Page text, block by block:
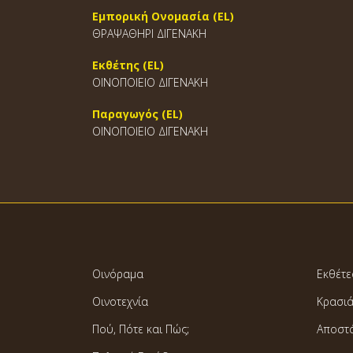
Εμπορική Ονομασία (EL)
ΘΡΑΨΑΘΗΡΙ ΔΙΓΕΝΑΚΗ
Εκθέτης (EL)
ΟΙΝΟΠΟΙΕΙΟ ΔΙΓΕΝΑΚΗ
Παραγωγός (EL)
ΟΙΝΟΠΟΙΕΙΟ ΔΙΓΕΝΑΚΗ
Οινόραμα
Οινοτεχνία
Πού, Πότε και Πώς;
Κρασιά